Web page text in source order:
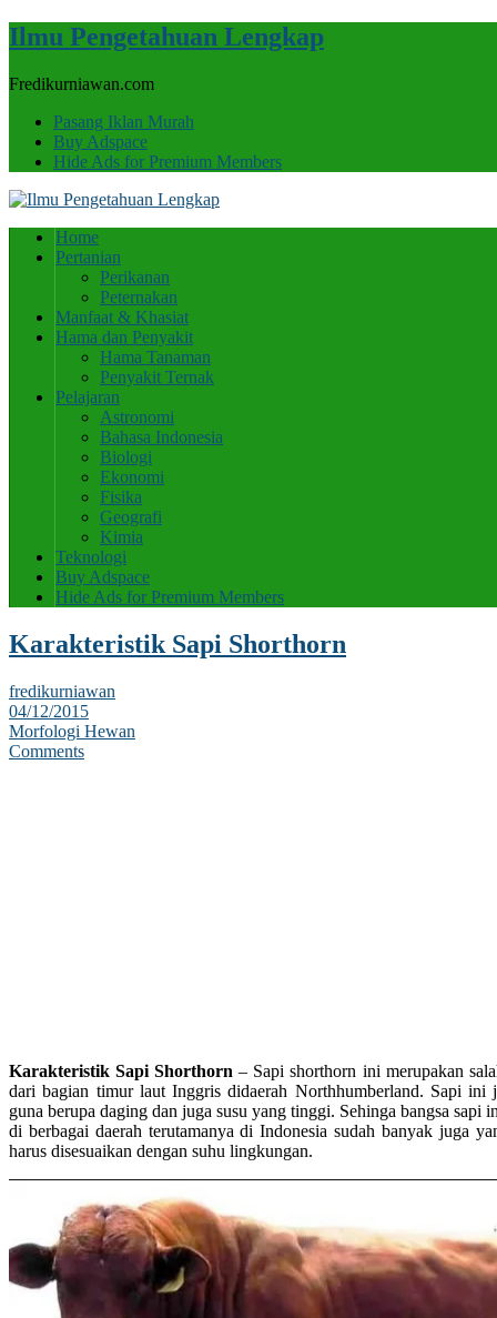
Ilmu Pengetahuan Lengkap
Fredikurniawan.com
Pasang Iklan Murah
Buy Adspace
Hide Ads for Premium Members
Home
Pertanian
Perikanan
Peternakan
Manfaat & Khasiat
Hama dan Penyakit
Hama Tanaman
Penyakit Ternak
Pelajaran
Astronomi
Bahasa Indonesia
Biologi
Ekonomi
Fisika
Geografi
Kimia
Teknologi
Buy Adspace
Hide Ads for Premium Members
Karakteristik Sapi Shorthorn
fredikurniawan
04/12/2015
Morfologi Hewan
Comments
Karakteristik Sapi Shorthorn – Sapi shorthorn ini merupakan
dari bagian timur laut Inggris didaerah Northhumberland. Sapi ini
guna berupa daging dan juga susu yang tinggi. Sehinga bangsa sapi
di berbagai daerah terutamanya di Indonesia sudah banyak juga
harus disesuaikan dengan suhu lingkungan.